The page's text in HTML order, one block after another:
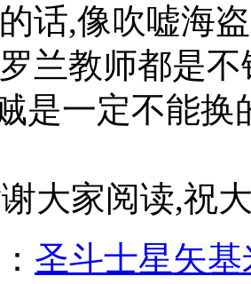
话,像吹嘘海
兰教师都是
是一定不能
大家阅读,祝
圣斗士星矢